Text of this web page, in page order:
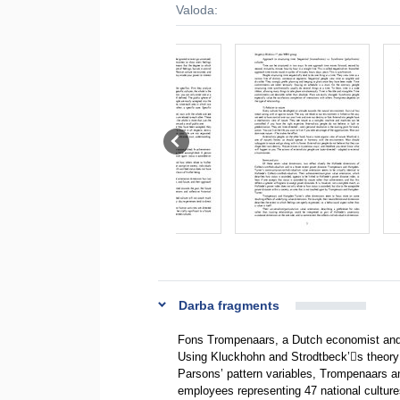
Valoda:
Darba fragments
Fons Trompenaars, a Dutch economist
Using Kluckhohn and Strodtbeck’s
Parsons’ pattern variables, Trompenaars
employees representing 47 national